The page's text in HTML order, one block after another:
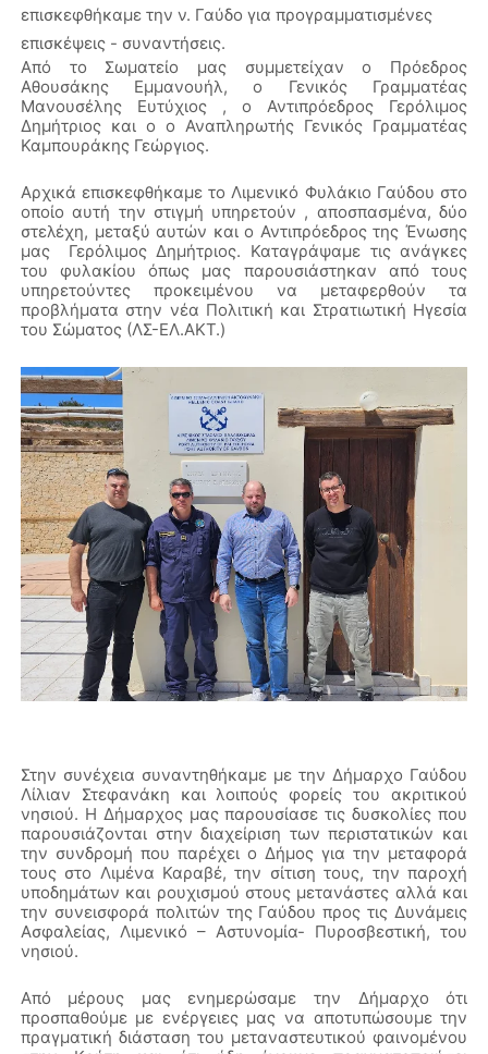
επισκεφθήκαμε την ν. Γαύδο για προγραμματισμένες
επισκέψεις - συναντήσεις.
Από το Σωματείο μας συμμετείχαν ο Πρόεδρος
Αθουσάκης Εμμανουήλ, ο Γενικός Γραμματέας
Μανουσέλης Ευτύχιος , ο Αντιπρόεδρος Γερόλιμος
Δημήτριος και ο ο Αναπληρωτής Γενικός Γραμματέας
Καμπουράκης Γεώργιος.
Αρχικά επισκεφθήκαμε το Λιμενικό Φυλάκιο Γαύδου στο
οποίο αυτή την στιγμή υπηρετούν , αποσπασμένα, δύο
στελέχη, μεταξύ αυτών και ο Αντιπρόεδρος της Ένωσης
μας Γερόλιμος Δημήτριος. Καταγράψαμε τις ανάγκες
του φυλακίου όπως μας παρουσιάστηκαν από τους
υπηρετούντες προκειμένου να μεταφερθούν τα
προβλήματα στην νέα Πολιτική και Στρατιωτική Ηγεσία
του Σώματος (ΛΣ-ΕΛ.ΑΚΤ.)
Στην συνέχεια συναντηθήκαμε με την Δήμαρχο Γαύδου
Λίλιαν Στεφανάκη και λοιπούς φορείς του ακριτικού
νησιού. Η Δήμαρχος μας παρουσίασε τις δυσκολίες που
παρουσιάζονται στην διαχείριση των περιστατικών και
την συνδρομή που παρέχει ο Δήμος για την μεταφορά
τους στο Λιμένα Καραβέ, την σίτιση τους, την παροχή
υποδημάτων και ρουχισμού στους μετανάστες αλλά και
την συνεισφορά πολιτών της Γαύδου προς τις Δυνάμεις
Ασφαλείας, Λιμενικό – Αστυνομία- Πυροσβεστική, του
νησιού.
Από μέρους μας ενημερώσαμε την Δήμαρχο ότι
προσπαθούμε με ενέργειες μας να αποτυπώσουμε την
πραγματική διάσταση του μεταναστευτικού φαινομένου